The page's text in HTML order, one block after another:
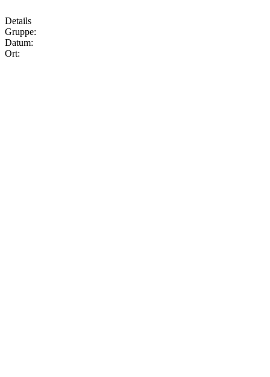
Details
Gruppe:
Datum:
Ort: